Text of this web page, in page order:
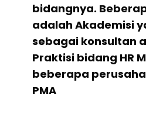
bidangnya.
adalah Akademisi
sebagai konsultan
Praktisi bidang HR
beberapa
PMA